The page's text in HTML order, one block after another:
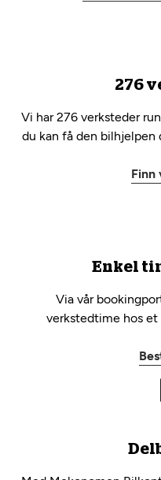
276
Vi har 276 verksteder
du kan få den bilhjelpen
Finn
Enkel
Via vår
verkstedtime hos et